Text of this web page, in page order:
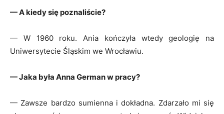
— A kiedy się poznaliście?
— W 1960 roku. Ania kończyła wtedy geologię na
Uniwersytecie Śląskim we Wrocławiu.
— Jaka była Anna German w pracy?
— Zawsze bardzo sumienna i dokładna. Zdarzało mi się